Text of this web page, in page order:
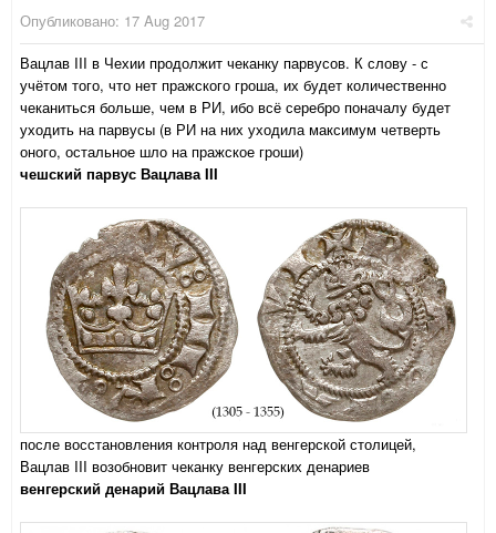
Опубликовано: 17 Aug 2017
Вацлав III в Чехии продолжит чеканку парвусов. К слову - с
учётом того, что нет пражского гроша, их будет количественно
чеканиться больше, чем в РИ, ибо всё серебро поначалу будет
уходить на парвусы (в РИ на них уходила максимум четверть
оного, остальное шло на пражское гроши)
чешский парвус Вацлава III
после восстановления контроля над венгерской столицей,
Вацлав III возобновит чеканку венгерских денариев
венгерский денарий Вацлава III